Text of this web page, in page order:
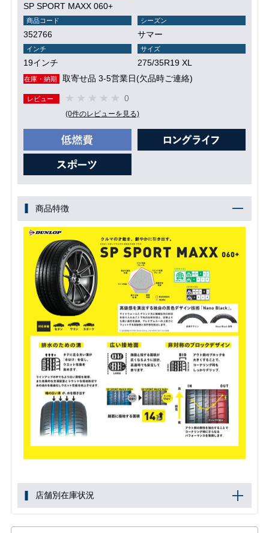
SP SPORT MAXX 060+
商品コード
352766
シーズン
サマー
インチ
19インチ
サイズ
275/35R19 XL
在庫・納期 取寄せ品 3-5営業日(欠品時ご連絡)
レビュー 0
(0件のレビューを見る)
商品特徴
店舗別在庫状況